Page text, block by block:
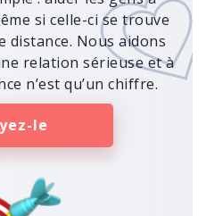
si celle-ci se trouve
distance. Nous aidons
relation sérieuse et à
n’est qu’un chiffre.
le